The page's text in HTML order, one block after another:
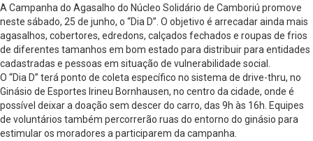
A Campanha do Agasalho do Núcleo Solidário de Camboriú promove
neste sábado, 25 de junho, o “Dia D”. O objetivo é arrecadar ainda mais
agasalhos, cobertores, edredons, calçados fechados e roupas de frios
de diferentes tamanhos em bom estado para distribuir para entidades
cadastradas e pessoas em situação de vulnerabilidade social.
O “Dia D” terá ponto de coleta específico no sistema de drive-thru, no
Ginásio de Esportes Irineu Bornhausen, no centro da cidade, onde é
possível deixar a doação sem descer do carro, das 9h às 16h. Equipes
de voluntários também percorrerão ruas do entorno do ginásio para
estimular os moradores a participarem da campanha.